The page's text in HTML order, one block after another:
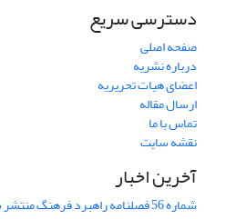
دسترسی سریع
صفحه اصلی
درباره نشریه
اعضای هیات تحریریه
ارسال مقاله
تماس با ما
نقشه سایت
آخرین اخبار
شماره 56 فصلنامه راهبرد فرهنگ منتشر شد